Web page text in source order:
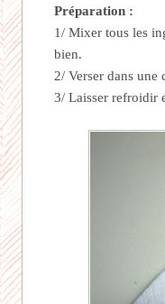
Préparation :
1/ Mixer tous les
bien.
2/ Verser dans
3/ Laisser refroidir